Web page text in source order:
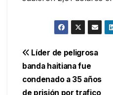
Navegación
de
Líder de peligrosa
banda haitiana fue
condenado a 35 años
de prisión por trafico